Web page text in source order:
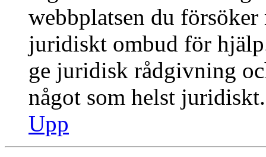
webbplatsen du
juridiskt ombud för
ge juridisk rådgivning
något som helst juridiskt.
Upp